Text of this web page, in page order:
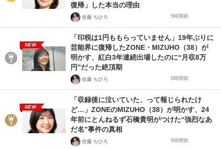
復帰」した本当の理由
佐藤 ちひろ 5時間前
NEW
「印税は1円ももらっていません」19年ぶりに
芸能界に復帰したZONE・MIZUHO（38）が
明かす、紅白3年連続出場したのに“月収8万
円”だった絶頂期
佐藤 ちひろ 5時間前
NEW
「収録後に泣いていた、って報じられたけ
ど…」ZONEのMIZUHO（38）が明かす、24
年前にとんねるず石橋貴明がつけた“強烈なあ
だ名”事件の真相
佐藤 ちひろ 5時間前